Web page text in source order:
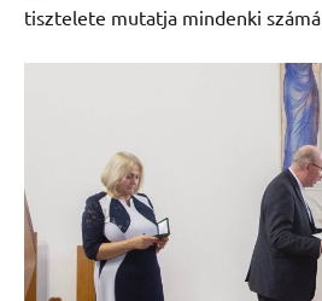
tisztelete mutatja mindenki